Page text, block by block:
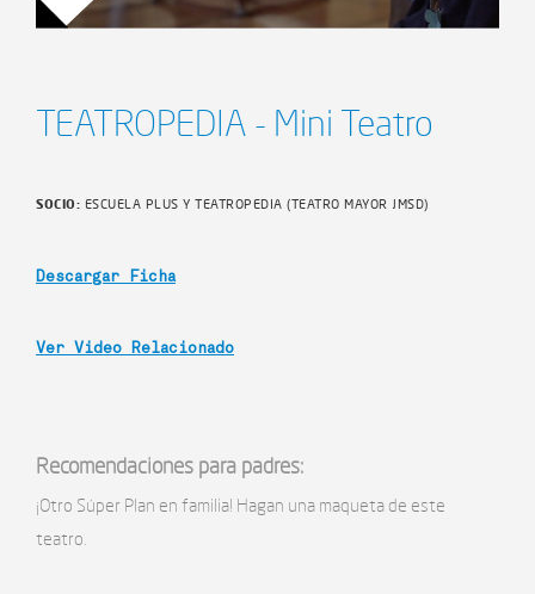
TEATROPEDIA - Mini Teatro
SOCIO: ESCUELA PLUS Y TEATROPEDIA (TEATRO MAYOR JMSD)
Descargar Ficha
Ver Video Relacionado
Recomendaciones para padres:
¡Otro Súper Plan en familia! Hagan una maqueta de este
teatro.